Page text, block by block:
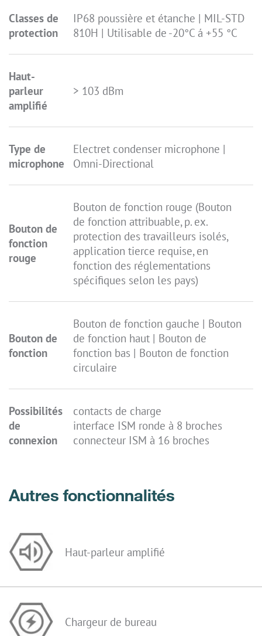
Classes de
protection
IP68 poussière et étanche | MIL-STD
810H | Utilisable de -20°C á +55 °C
Haut-
parleur
amplifié
> 103 dBm
Type de
microphone
Electret condenser microphone |
Omni-Directional
Bouton de
fonction
rouge
Bouton de fonction rouge (Bouton
de fonction attribuable, p. ex.
protection des travailleurs isolés,
application tierce requise, en
fonction des réglementations
spécifiques selon les pays)
Bouton de
fonction
Bouton de fonction gauche | Bouton
de fonction haut | Bouton de
fonction bas | Bouton de fonction
circulaire
Possibilités
de
connexion
contacts de charge
interface ISM ronde à 8 broches
connecteur ISM à 16 broches
Autres fonctionnalités
Haut-parleur amplifié
Chargeur de bureau